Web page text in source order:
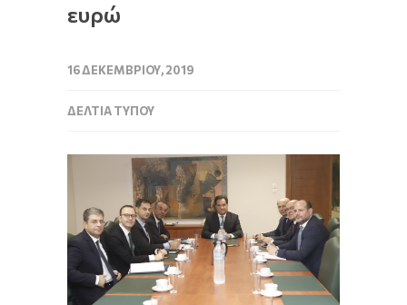
ευρώ
16 ΔΕΚΕΜΒΡΊΟΥ, 2019
ΔΕΛΤΊΑ ΤΎΠΟΥ